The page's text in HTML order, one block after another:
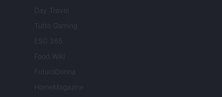
Day Travel
Tutto Gaming
ESG 365
Food Wiki
FuturoDonna
HomeMagazine